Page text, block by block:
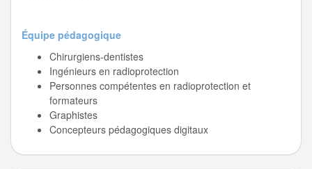
Équipe pédagogique
Chirurgiens-dentistes
Ingénieurs en radioprotection
Personnes compétentes en radioprotection et
formateurs
Graphistes
Concepteurs pédagogiques digitaux